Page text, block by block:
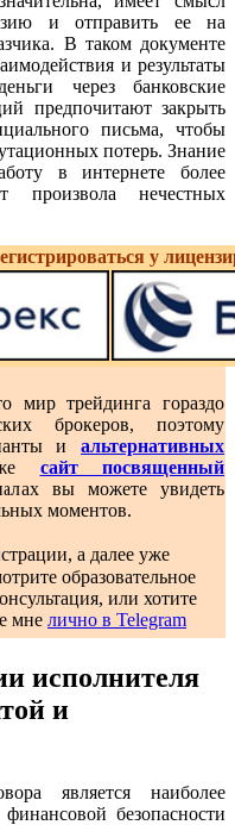
и отправить ее на
В таком документе
и результаты
через банковские
предпочитают закрыть
письма, чтобы
потерь. Знание
в интернете более
нечестных
у
мир трейдинга гораздо
брокеров, поэтому
и альтернативных
сайт посвященный
вы можете увидеть
моментов.
а далее уже
образовательное
или хотите
мне лично в Telegram
исполнителя
и
является наиболее
безопасности